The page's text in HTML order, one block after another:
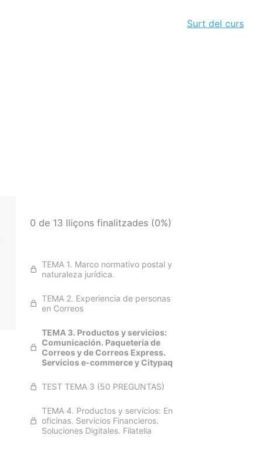
Surt del curs
0 de 13 lliçons finalitzades (0%)
TEMA 1. Marco normativo postal y
naturaleza jurídica.
TEMA 2. Experiencia de personas
en Correos
TEMA 3. Productos y servicios:
Comunicación. Paquetería de
Correos y de Correos Express.
Servicios e-commerce y Citypaq
TEST TEMA 3 (50 PREGUNTAS)
TEMA 4. Productos y servicios: En
oficinas. Servicios Financieros.
Soluciones Digitales. Filatelia